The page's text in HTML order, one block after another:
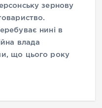
зернову
нині в
влада
що цього року